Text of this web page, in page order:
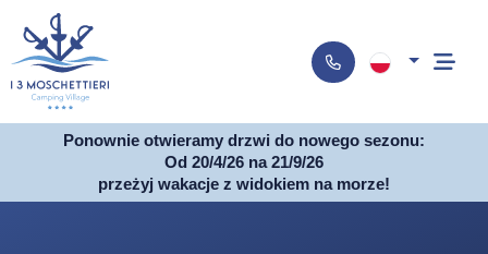
Ponownie otwieramy drzwi do nowego sezonu:
Od 20/4/26 na 21/9/26
przeżyj wakacje z widokiem na morze!